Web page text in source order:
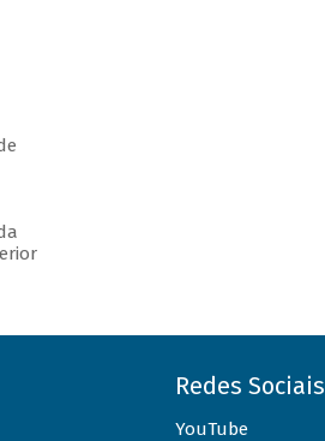
Redes Sociais
YouTube